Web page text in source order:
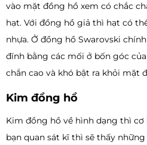
vào mặt đồng hồ xem có chắc
hạt. Với đồng hồ giả thì hạt có
nhựa. Ở đồng hồ Swarovski
đính bằng các mối ở bốn góc
chắn cao và khó bật ra khỏi mặt
Kim đồng hồ
Kim đồng hồ về hình dạng thì
bạn quan sát kĩ thì sẽ thấy